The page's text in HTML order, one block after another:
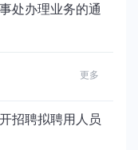
处办理业务的通
更多
招聘拟聘用人员